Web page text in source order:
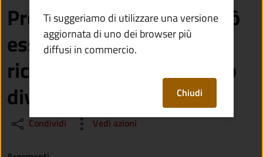
Presso quale comune può
essere presentata la
richiesta di separazione o
divorzio consensuali?
Condividi Vedi azioni
Ti suggeriamo di utilizzare una versione
aggiornata di uno dei browser più
diffusi in commercio.
Chiudi